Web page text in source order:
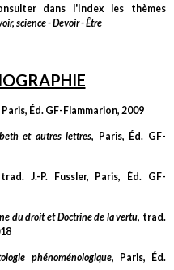
dans l'Index les thèmes
science - Devoir - Être
Paris, Éd. GF-Flammarion, 2009
et autres lettres, Paris, Éd. GF-
J.-P. Fussler, Paris, Éd. GF-
du droit et Doctrine de la vertu, trad.
phénoménologique, Paris, Éd.